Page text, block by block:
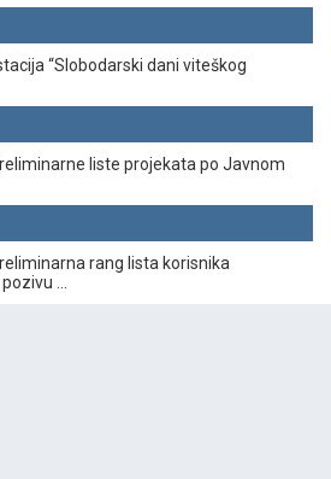
“Slobodarski dani viteškog
liste projekata po Javnom
rang lista korisnika
...